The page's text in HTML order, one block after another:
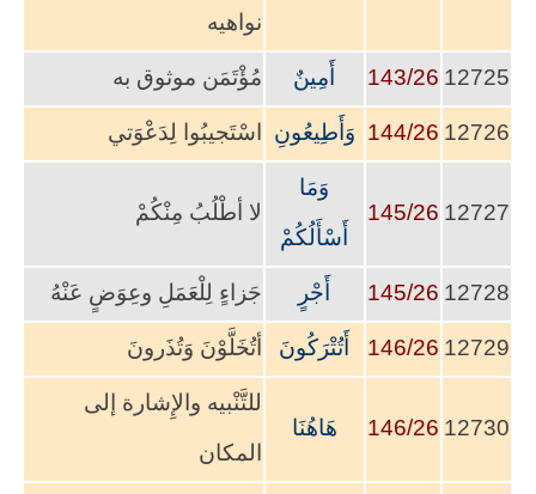
نواهيه
12725
143/26 أَمِينٌ مُؤْتَمَن موثوق به
12726
144/26 وَأَطِيعُونِ اسْتَجيبُوا لِدَعْوَتي
12727
145/26
وَمَا
أَسْأَلُكُمْ
لا أطْلُبُ مِنْكُمْ
12728
145/26 أَجْرٍ جَزاءٍ لِلْعَمَلِ وعِوَضٍ عَنْهُ
12729
146/26 أَتُتْرَكُونَ أتُخَلَّوْنَ وَتُذَرونَ
12730
146/26 هَاهُنَا
للتَّنْبيه والإِشارة إلى
المكان